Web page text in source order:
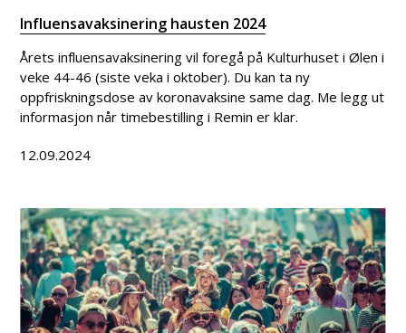
12.09.2024
Influensavaksinering hausten 2024
Årets influensavaksinering vil foregå på Kulturhuset i Ølen i
veke 44-46 (siste veka i oktober). Du kan ta ny
oppfriskningsdose av koronavaksine same dag. Me legg ut
informasjon når timebestilling i Remin er klar.